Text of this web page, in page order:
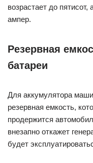
возрастает до
ампер.
Резервная
батареи
Для аккумулятора
резервная емкость,
продержится
внезапно откажет
будет